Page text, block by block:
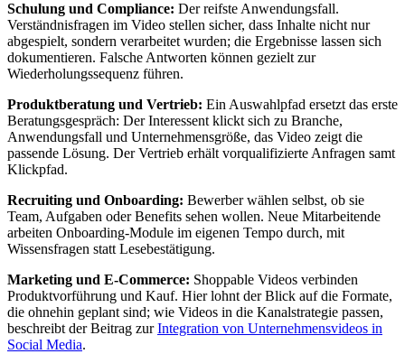
Schulung und Compliance: Der reifste Anwendungsfall.
Verständnisfragen im Video stellen sicher, dass Inhalte nicht nur
abgespielt, sondern verarbeitet wurden; die Ergebnisse lassen sich
dokumentieren. Falsche Antworten können gezielt zur
Wiederholungssequenz führen.
Produktberatung und Vertrieb: Ein Auswahlpfad ersetzt das erste
Beratungsgespräch: Der Interessent klickt sich zu Branche,
Anwendungsfall und Unternehmensgröße, das Video zeigt die
passende Lösung. Der Vertrieb erhält vorqualifizierte Anfragen samt
Klickpfad.
Recruiting und Onboarding: Bewerber wählen selbst, ob sie
Team, Aufgaben oder Benefits sehen wollen. Neue Mitarbeitende
arbeiten Onboarding-Module im eigenen Tempo durch, mit
Wissensfragen statt Lesebestätigung.
Marketing und E-Commerce: Shoppable Videos verbinden
Produktvorführung und Kauf. Hier lohnt der Blick auf die Formate,
die ohnehin geplant sind; wie Videos in die Kanalstrategie passen,
beschreibt der Beitrag zurIntegration von Unternehmensvideos in
Social Media.